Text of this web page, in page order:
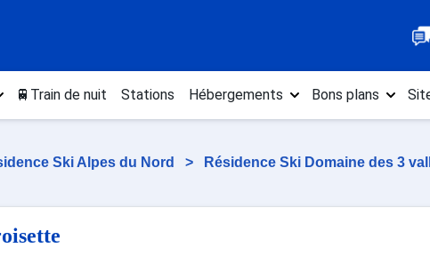
🚆Train de nuit Stations Hébergements Bons plans
Ski Alpes du Nord > Résidence Ski Domaine des 3